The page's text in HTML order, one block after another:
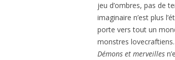
jeu d’ombres, pas de
imaginaire n’est plus
porte vers tout un
monstres lovecraftiens.
Démons et merveilles